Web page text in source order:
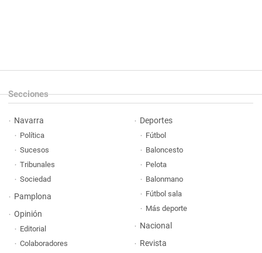
Secciones
Navarra
Política
Sucesos
Tribunales
Sociedad
Pamplona
Opinión
Editorial
Colaboradores
Deportes
Fútbol
Baloncesto
Pelota
Balonmano
Fútbol sala
Más deporte
Nacional
Revista